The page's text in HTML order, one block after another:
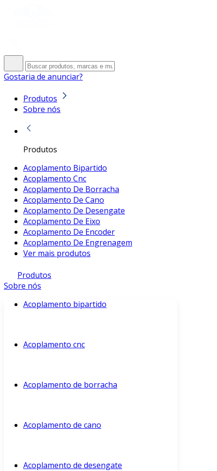
Gostaria de anunciar?
Produtos
Sobre nós
Produtos
Acoplamento Bipartido
Acoplamento Cnc
Acoplamento De Borracha
Acoplamento De Cano
Acoplamento De Desengate
Acoplamento De Eixo
Acoplamento De Encoder
Acoplamento De Engrenagem
Ver mais produtos
Produtos
Sobre nós
Acoplamento bipartido
Acoplamento cnc
Acoplamento de borracha
Acoplamento de cano
Acoplamento de desengate